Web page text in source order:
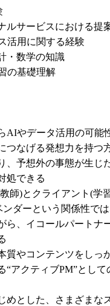
ルサービスにおける提
活用に関する経験
・数学の知識
の基礎理解
AIやデータ活用の可能
つなげる発想力を持つ
、予想外の事態が生じ
処できる
師)とクライアント(学
ダーという関係性で
ら、イコールパートナ
質やコンテンツをしっ
“アクティブPM”として
めとした、さまざまな